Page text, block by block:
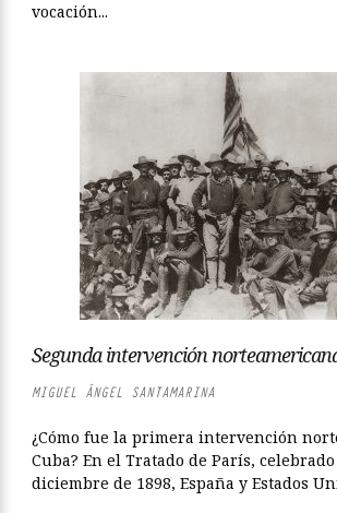
vocación...
Segunda intervención
MIGUEL ÁNGEL SANTAMARINA
¿Cómo fue la primera intervención
Cuba? En el Tratado de París,
diciembre de 1898, España y Estados